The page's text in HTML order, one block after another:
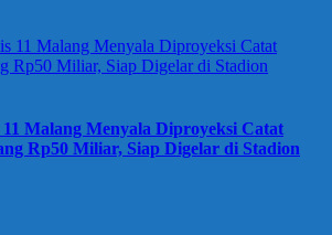
Malang Menyala Diproyeksi Catat
Rp50 Miliar, Siap Digelar di Stadion